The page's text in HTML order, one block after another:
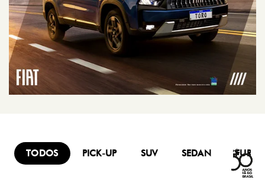
TODOS PICK-UP SUV SEDAN